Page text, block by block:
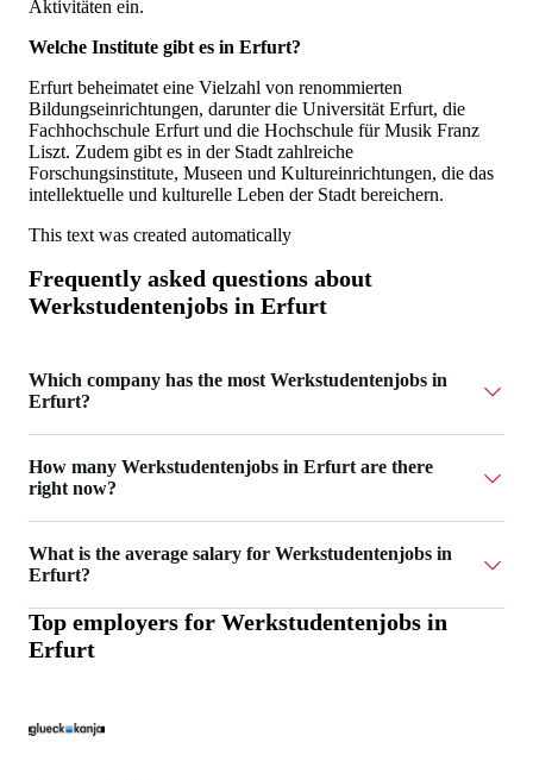
Aktivitäten ein.
Welche Institute gibt es in Erfurt?
Erfurt beheimatet eine Vielzahl von renommierten
Bildungseinrichtungen, darunter die Universität Erfurt, die
Fachhochschule Erfurt und die Hochschule für Musik Franz
Liszt. Zudem gibt es in der Stadt zahlreiche
Forschungsinstitute, Museen und Kultureinrichtungen, die das
intellektuelle und kulturelle Leben der Stadt bereichern.
This text was created automatically
Frequently asked questions about
Werkstudentenjobs in Erfurt
Which company has the most Werkstudentenjobs in
Erfurt?
How many Werkstudentenjobs in Erfurt are there
right now?
What is the average salary for Werkstudentenjobs in
Erfurt?
The average salary for Werkstudentenjobs in Erfurt is 21 €.
Top employers for Werkstudentenjobs in
Erfurt